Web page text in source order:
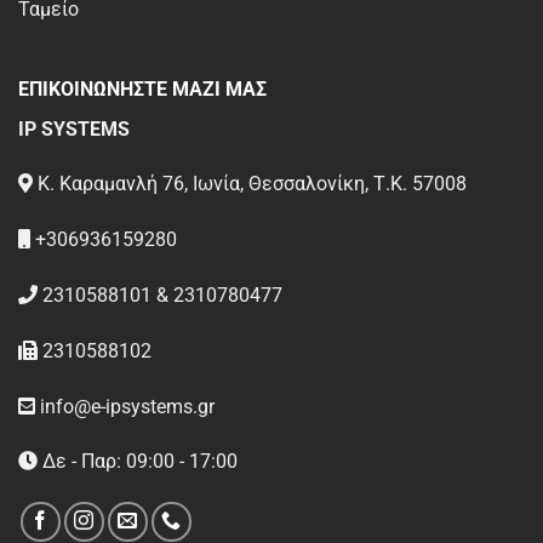
Ταμείο
ΕΠΙΚΟΙΝΩΝΗΣΤΕ ΜΑΖΙ ΜΑΣ
IP SYSTEMS
Κ. Καραμανλή 76, Ιωνία, Θεσσαλονίκη, Τ.Κ. 57008
+306936159280
2310588101 & 2310780477
2310588102
info@e-ipsystems.gr
Δε - Παρ: 09:00 - 17:00